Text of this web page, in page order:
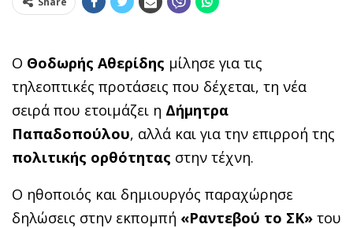
Ο Θοδωρής Αθερίδης μίλησε για τις
τηλεοπτικές προτάσεις που δέχεται, τη νέα
σειρά που ετοιμάζει η Δήμητρα
Παπαδοπούλου, αλλά και για την επιρροή της
πολιτικής ορθότητας στην τέχνη.
Ο ηθοποιός και δημιουργός παραχώρησε
δηλώσεις στην εκπομπή «Ραντεβού το ΣΚ» του